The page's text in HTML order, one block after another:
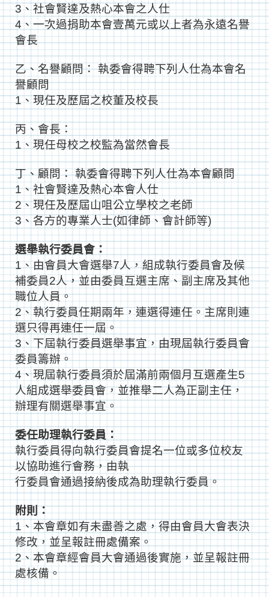
3、社會賢達及熱心本會之人仕
4、一次過捐助本會壹萬元或以上者為永遠名譽
會長
乙、名譽顧問： 執委會得聘下列人仕為本會名
譽顧問
1、現任及歷屆之校董及校長
丙、會長：
1、現任母校之校監為當然會長
丁、顧問： 執委會得聘下列人仕為本會顧問
1、社會賢達及熱心本會人仕
2、現任及歷屆山咀公立學校之老師
3、各方的專業人士(如律師、會計師等)
選舉執行委員會：
1、由會員大會選舉7人，組成執行委員會及候
補委員2人，並由委員互選主席、副主席及其他
職位人員。
2、執行委員任期兩年，連選得連任。主席則連
選只得再連任一屆。
3、下屆執行委員選舉事宜，由現屆執行委員會
委員籌辦。
4、現屆執行委員須於屆滿前兩個月互選產生5
人組成選舉委員會，並推舉二人為正副主任，
辦理有關選舉事宜。
委任助理執行委員：
執行委員得向執行委員會提名一位或多位校友
以協助進行會務，由執
行委員會通過接納後成為助理執行委員。
附則：
1、本會章如有未盡善之處，得由會員大會表決
修改，並呈報註冊處備案。
2、本會章經會員大會通過後實施，並呈報註冊
處核備。